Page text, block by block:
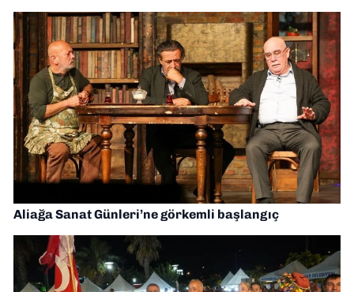
Aliağa Sanat Günleri’ne görkemli başlangıç